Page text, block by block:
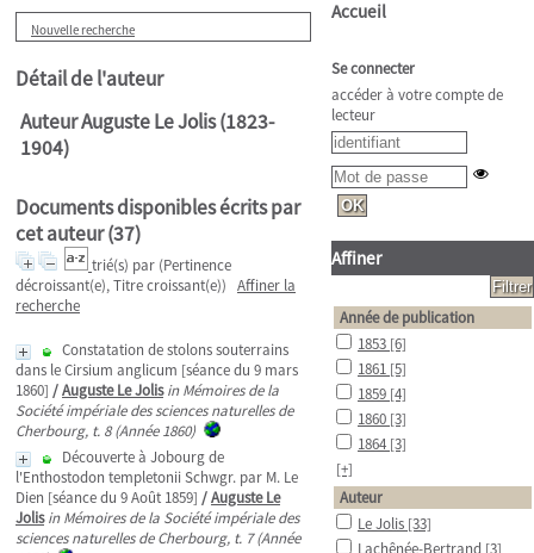
Nouvelle recherche
Détail de l'auteur
Auteur Auguste Le Jolis (1823-
1904)
Documents disponibles écrits par
cet auteur (37)
trié(s) par (Pertinence
décroissant(e), Titre croissant(e)) Affiner la
recherche
Constatation de stolons souterrains
dans le Cirsium anglicum [séance du 9 mars
1860] /Auguste Le Jolis in Mémoires de la
Société impériale des sciences naturelles de
Cherbourg, t. 8 (Année 1860)
Découverte à Jobourg de
l'Enthostodon templetonii Schwgr. par M. Le
Dien [séance du 9 Août 1859] /Auguste Le
Jolis in Mémoires de la Société impériale des
sciences naturelles de Cherbourg, t. 7 (Année
Accueil
Se connecter
accéder à votre compte de
lecteur
Affiner
Année de publication
1853 [6]
1861 [5]
1859 [4]
1860 [3]
1864 [3]
[+]
Auteur
Le Jolis [33]
Lachênée-Bertrand [3]